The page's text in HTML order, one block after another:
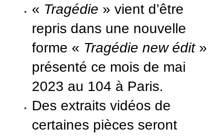
« Tragédie » vient d’être
repris dans une nouvelle
forme « Tragédie new édit»
présenté ce mois de mai
2023 au 104 à Paris.
Des extraits vidéos de
certaines pièces seront